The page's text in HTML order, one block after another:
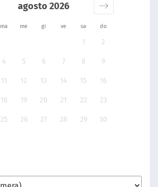
ma me gi ve sa do
agosto 2026
1 2
4 5 6 7 8 9
11 12 13 14 15 16
18 19 20 21 22 23
25 26 27 28 29 30